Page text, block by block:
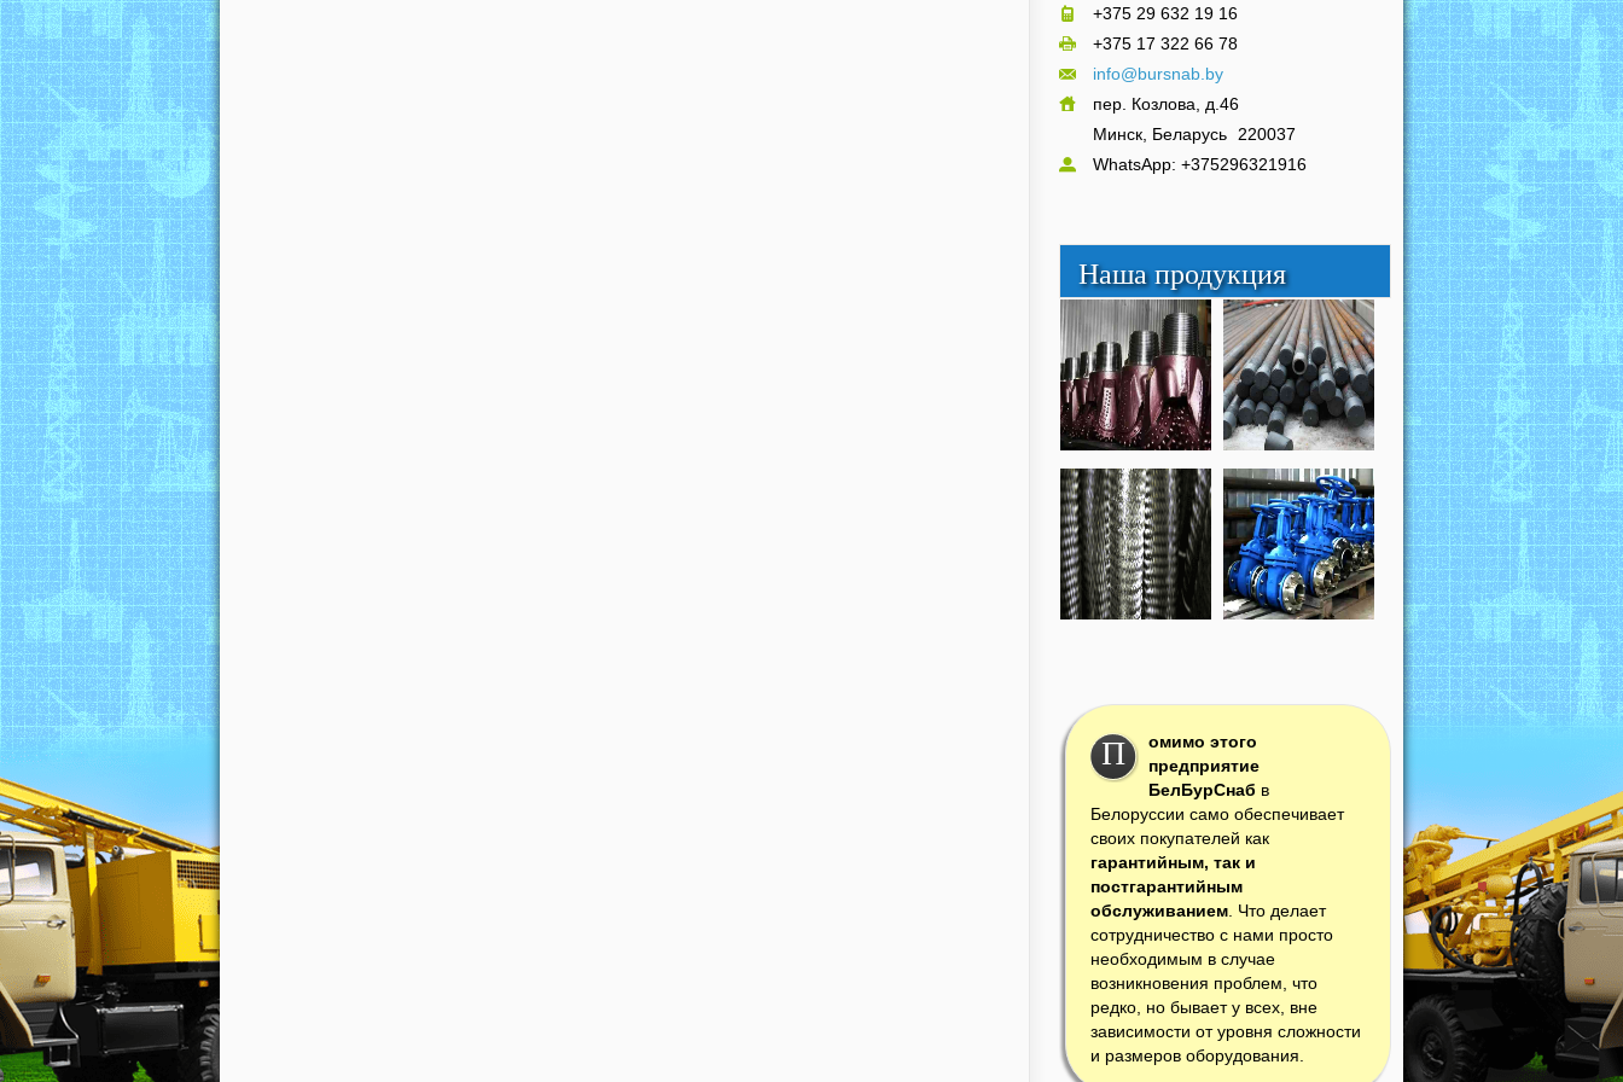
+375 29 632 19 16
+375 17 322 66 78
info@bursnab.by
пер. Козлова, д.46
Минск, Беларусь 220037
WhatsApp: +375296321916
Наша продукция
П
омимо этого
предприятие
БелБурСнаб в
Белоруссии само обеспечивает
своих покупателей как
гарантийным, так и
постгарантийным
обслуживанием. Что делает
сотрудничество с нами просто
необходимым в случае
возникновения проблем, что
редко, но бывает у всех, вне
зависимости от уровня сложности
и размеров оборудования.